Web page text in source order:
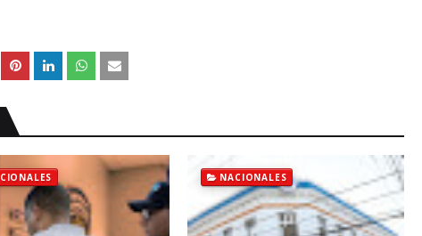
NACIONALES